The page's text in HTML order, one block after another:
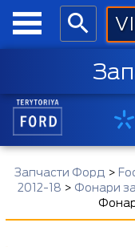
Запчасти Форд >
2012-18 > Фонари